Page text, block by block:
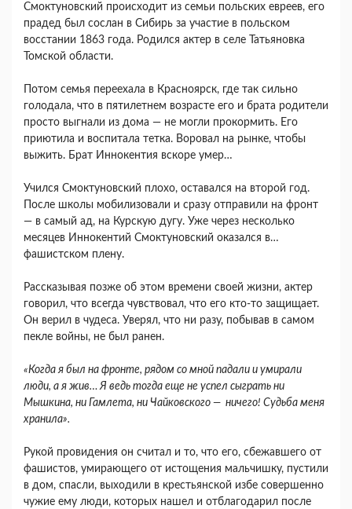
Смоктуновский происходит из семьи польских евреев, его
прадед был сослан в Сибирь за участие в польском
восстании 1863 года. Родился актер в селе Татьяновка
Томской области.
Потом семья переехала в Красноярск, где так сильно
голодала, что в пятилетнем возрасте его и брата родители
просто выгнали из дома — не могли прокормить. Его
приютила и воспитала тетка. Воровал на рынке, чтобы
выжить. Брат Иннокентия вскоре умер…
Учился Смоктуновский плохо, оставался на второй год.
После школы мобилизовали и сразу отправили на фронт
— в самый ад, на Курскую дугу. Уже через несколько
месяцев Иннокентий Смоктуновский оказался в…
фашистском плену.
Рассказывая позже об этом времени своей жизни, актер
говорил, что всегда чувствовал, что его кто-то защищает.
Он верил в чудеса. Уверял, что ни разу, побывав в самом
пекле войны, не был ранен.
«Когда я был на фронте, рядом со мной падали и умирали
люди, а я жив… Я ведь тогда еще не успел сыграть ни
Мышкина, ни Гамлета, ни Чайковского — ничего! Судьба меня
хранила».
Рукой провидения он считал и то, что его, сбежавшего от
фашистов, умирающего от истощения мальчишку, пустили
в дом, спасли, выходили в крестьянской избе совершенно
чужие ему люди, которых нашел и отблагодарил после